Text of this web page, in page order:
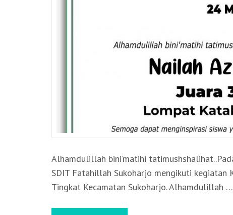
Alhamdulillah bini’matihi
SDIT Fatahillah Sukoharjo mengikuti kegiatan
Tingkat Kecamatan Sukoharjo. Alhamdulillah …